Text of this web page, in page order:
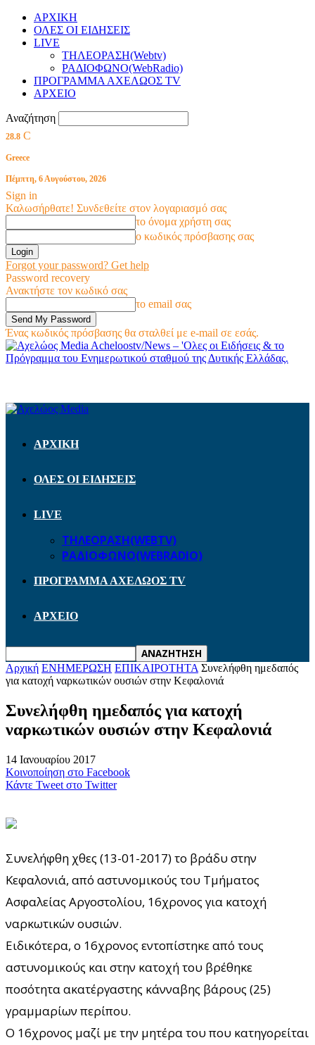
ΑΡΧΙΚΗ
ΟΛΕΣ ΟΙ ΕΙΔΗΣΕΙΣ
LIVE
ΤΗΛΕΟΡΑΣΗ(Webtv)
ΡΑΔΙΟΦΩΝΟ(WebRadio)
ΠΡΟΓΡΑΜΜΑ ΑΧΕΛΩΟΣ TV
ΑΡΧΕΙΟ
Αναζήτηση
28.8 C
Greece
Πέμπτη, 6 Αυγούστου, 2026
Sign in
Καλωσήρθατε! Συνδεθείτε στον λογαριασμό σας
το όνομα χρήστη σας
ο κωδικός πρόσβασης σας
Forgot your password? Get help
Password recovery
Ανακτήστε τον κωδικό σας
το email σας
Ένας κωδικός πρόσβασης θα σταλθεί με e-mail σε εσάς.
Acheloostv/News – 'Ολες οι Ειδήσεις & το
Πρόγραμμα του Ενημερωτικού σταθμού της Δυτικής Ελλάδας.
ΑΡΧΙΚΗ
ΟΛΕΣ ΟΙ ΕΙΔΗΣΕΙΣ
LIVE
ΤΗΛΕΟΡΑΣΗ(WEBTV)
ΡΑΔΙΟΦΩΝΟ(WEBRADIO)
ΠΡΟΓΡΑΜΜΑ ΑΧΕΛΩΟΣ TV
ΑΡΧΕΙΟ
Αρχική ΕΝΗΜΕΡΩΣΗ ΕΠΙΚΑΙΡΟΤΗΤΑ Συνελήφθη ημεδαπός
για κατοχή ναρκωτικών ουσιών στην Κεφαλονιά
Συνελήφθη ημεδαπός για κατοχή
ναρκωτικών ουσιών στην Κεφαλονιά
14 Ιανουαρίου 2017
Κοινοποίηση στο Facebook
Κάντε Tweet στο Twitter
Συνελήφθη χθες (13-01-2017) το βράδυ στην
Κεφαλονιά, από αστυνομικούς του Τμήματος
Ασφαλείας Αργοστολίου, 16χρονος για κατοχή
ναρκωτικών ουσιών.
Ειδικότερα, ο 16χρονος εντοπίστηκε από τους
αστυνομικούς και στην κατοχή του βρέθηκε
ποσότητα ακατέργαστης κάνναβης βάρους (25)
γραμμαρίων περίπου.
Ο 16χρονος μαζί με την μητέρα του που κατηγορείται